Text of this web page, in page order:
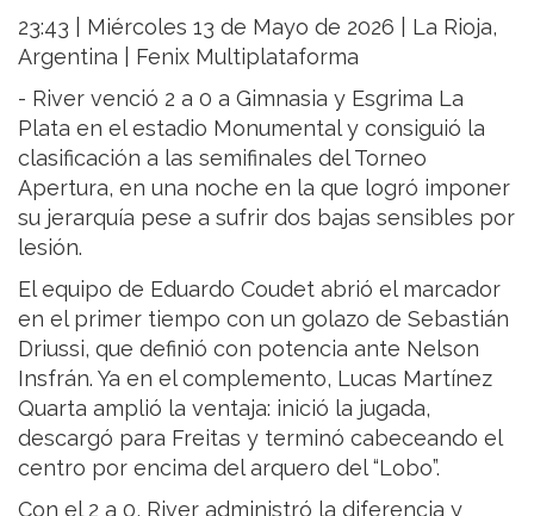
23:43 | Miércoles 13 de Mayo de 2026 | La Rioja,
Argentina | Fenix Multiplataforma
- River venció 2 a 0 a Gimnasia y Esgrima La
Plata en el estadio Monumental y consiguió la
clasificación a las semifinales del Torneo
Apertura, en una noche en la que logró imponer
su jerarquía pese a sufrir dos bajas sensibles por
lesión.
El equipo de Eduardo Coudet abrió el marcador
en el primer tiempo con un golazo de Sebastián
Driussi, que definió con potencia ante Nelson
Insfrán. Ya en el complemento, Lucas Martínez
Quarta amplió la ventaja: inició la jugada,
descargó para Freitas y terminó cabeceando el
centro por encima del arquero del “Lobo”.
Con el 2 a 0, River administró la diferencia y